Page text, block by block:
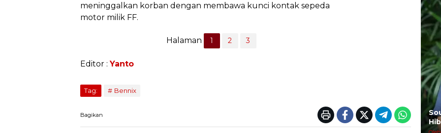
meninggalkan korban dengan membawa kunci kontak sepeda
motor milik FF.
Halaman 1 2 3
Editor :Yanto
Tag: Bennix
Bagikan